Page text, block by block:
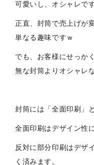
可愛いし、オシャレで
正直、封筒で売上げが
単なる趣味ですｗ
でも、お客様にせっか
無な封筒よりオシャレ
封筒には「全面印刷」
全面印刷はデザイン性
反対に部分印刷はデザ
く済みます。